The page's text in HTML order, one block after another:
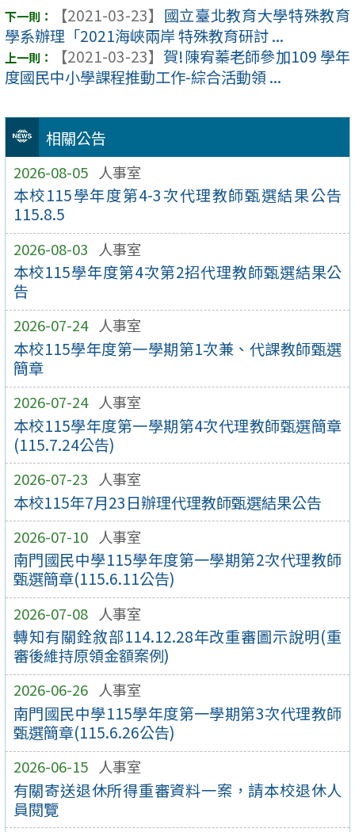
相關公告
2026-08-05 人事室
本校115學年度第4-3次代理教師甄選結果公告
115.8.5
2026-08-03 人事室
本校115學年度第4次第2招代理教師甄選結果公
告
2026-07-24 人事室
本校115學年度第一學期第1次兼、代課教師甄選
簡章
2026-07-24 人事室
本校115學年度第一學期第4次代理教師甄選簡章
(115.7.24公告)
2026-07-23 人事室
本校115年7月23日辦理代理教師甄選結果公告
2026-07-10 人事室
南門國民中學115學年度第一學期第2次代理教師
甄選簡章(115.6.11公告)
2026-07-08 人事室
轉知有關銓敘部114.12.28年改重審圖示說明(重
審後維持原領金額案例)
2026-06-26 人事室
南門國民中學115學年度第一學期第3次代理教師
甄選簡章(115.6.26公告)
2026-06-15 人事室
有關寄送退休所得重審資料一案，請本校退休⼈
員閱覽
【2021-03-23】 國立臺北教育大學特殊教育
學系辦理「2021海峽兩岸 特殊教育研討 ...
【2021-03-23】 賀!陳宥蓁老師參加109 學年
度國民中小學課程推動工作-綜合活動領 ...